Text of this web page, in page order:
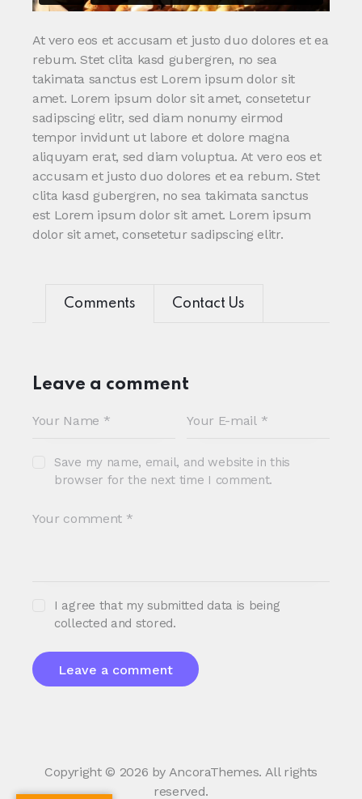
At vero eos et accusam et justo duo dolores et ea
rebum. Stet clita kasd gubergren, no sea
takimata sanctus est Lorem ipsum dolor sit
amet. Lorem ipsum dolor sit amet, consetetur
sadipscing elitr, sed diam nonumy eirmod
tempor invidunt ut labore et dolore magna
aliquyam erat, sed diam voluptua. At vero eos et
accusam et justo duo dolores et ea rebum. Stet
clita kasd gubergren, no sea takimata sanctus
est Lorem ipsum dolor sit amet. Lorem ipsum
dolor sit amet, consetetur sadipscing elitr.
Comments Contact Us
Leave a comment
Save my name, email, and website in this
browser for the next time I comment.
I agree that my submitted data is being
collected and stored.
Copyright © 2026 by AncoraThemes. All rights
reserved.